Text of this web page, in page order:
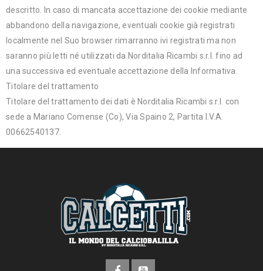
descritto. In caso di mancata accettazione dei cookie mediante
abbandono della navigazione, eventuali cookie già registrati
localmente nel Suo browser rimarranno ivi registrati ma non
saranno più letti né utilizzati da Norditalia Ricambi s.r.l. fino ad
una successiva ed eventuale accettazione della Informativa.
Titolare del trattamento
Titolare del trattamento dei dati è Norditalia Ricambi s.r.l. con
sede a Mariano Comense (Co), Via Spaino 2, Partita I.V.A.
00662540137.